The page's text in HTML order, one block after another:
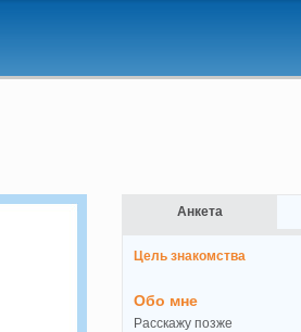
Анкета
Цель знакомства
Обо мне
Расскажу позже